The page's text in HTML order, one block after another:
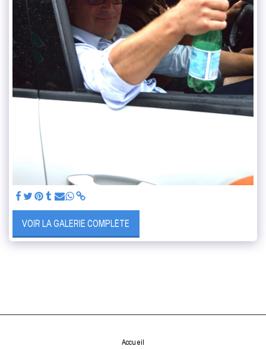
VOIR LA GALERIE COMPLÈTE
Accueil